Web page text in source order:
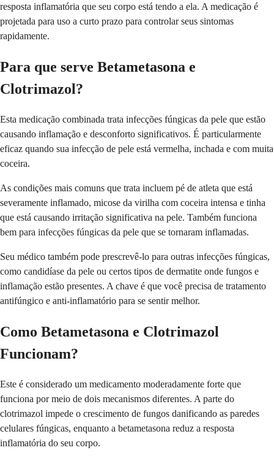
resposta inflamatória que seu corpo está tendo a ela. A medicação é
projetada para uso a curto prazo para controlar seus sintomas
rapidamente.
Para que serve Betametasona e
Clotrimazol?
Esta medicação combinada trata infecções fúngicas da pele que estão
causando inflamação e desconforto significativos. É particularmente
eficaz quando sua infecção de pele está vermelha, inchada e com muita
coceira.
As condições mais comuns que trata incluem pé de atleta que está
severamente inflamado, micose da virilha com coceira intensa e tinha
que está causando irritação significativa na pele. Também funciona
bem para infecções fúngicas da pele que se tornaram inflamadas.
Seu médico também pode prescrevê-lo para outras infecções fúngicas,
como candidíase da pele ou certos tipos de dermatite onde fungos e
inflamação estão presentes. A chave é que você precisa de tratamento
antifúngico e anti-inflamatório para se sentir melhor.
Como Betametasona e Clotrimazol
Funcionam?
Este é considerado um medicamento moderadamente forte que
funciona por meio de dois mecanismos diferentes. A parte do
clotrimazol impede o crescimento de fungos danificando as paredes
celulares fúngicas, enquanto a betametasona reduz a resposta
inflamatória do seu corpo.